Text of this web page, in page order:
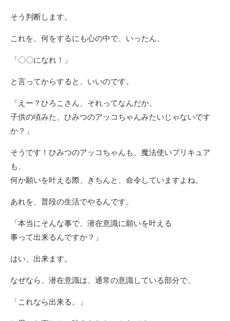
そう判断します。
これを、何をするにも心の中で、いったん、
「〇〇になれ！」
と言ってからすると、いいのです。
「えー？ひろこさん、それってなんだか、
子供の頃みた、ひみつのアッコちゃんみたいじゃないです
か？」
そうです！ひみつのアッコちゃんも、魔法使いプリキュア
も、
何か願いを叶える際、きちんと、命令していますよね。
あれを、普段の生活でやるんです。
「本当にそんな事で、潜在意識に願いを叶える
事って出来るんですか？」
はい、出来ます。
なぜなら、潜在意識は、通常の意識している部分で、
「これなら出来る。」